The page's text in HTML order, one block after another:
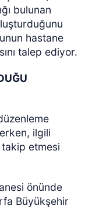
bulunan
hastane
talep ediyor.
ilgili
takip etmesi
önünde
Büyükşehir